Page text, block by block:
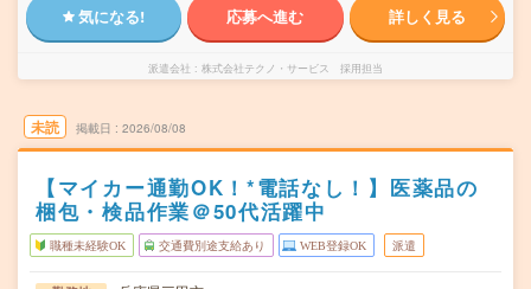
気になる! 応募へ進む 詳しく見る
派遣会社 株式会社テクノ・サービス 採用担当
未読 掲載日 2026/08/08
【マイカー通勤OK！*電話なし！】医薬品の
梱包・検品作業＠50代活躍中
職種未経験OK 交通費別途支給あり WEB登録OK 派遣